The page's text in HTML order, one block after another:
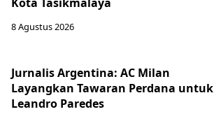
8 Agustus 2026
Jurnalis Argentina: AC Milan
Layangkan Tawaran Perdana untuk
Leandro Paredes